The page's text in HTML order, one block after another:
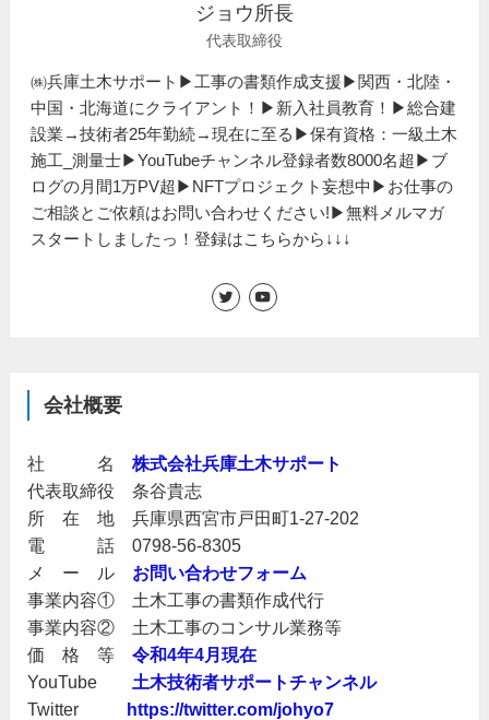
ジョウ所長
代表取締役
㈱兵庫土木サポート▶工事の書類作成支援▶関西・北陸・
中国・北海道にクライアント！▶新入社員教育！▶総合建
設業→技術者25年勤続→現在に至る▶保有資格：一級土木
施工_測量士▶YouTubeチャンネル登録者数8000名超▶ブ
ログの月間1万PV超▶NFTプロジェクト妄想中▶お仕事の
ご相談とご依頼はお問い合わせください!▶無料メルマガ
スタートしましたっ！登録はこちらから↓↓↓
会社概要
社 名 株式会社兵庫土木サポート
代表取締役 条谷貴志
所 在 地 兵庫県西宮市戸田町1-27-202
電 話 0798-56-8305
メ ー ル お問い合わせフォーム
事業内容① 土木工事の書類作成代行
事業内容② 土木工事のコンサル業務等
価 格 等 令和4年4月現在
YouTube 土木技術者サポートチャンネル
Twitter https://twitter.com/johyo7